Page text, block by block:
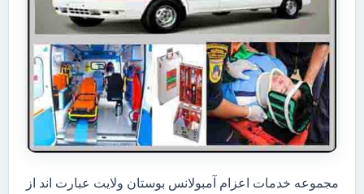
مجموعه خدمات اعزام آمبولانس بوستان ولایت عبارت اند از